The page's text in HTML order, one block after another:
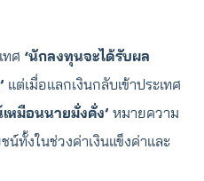
ทศ ‘นักลงทุนจะได้รับผล
แต่เมื่อแลกเงินกลับเข้าประเทศ
หมือนนายมั่งคั่ง’ หมายความ
น์ทั้งในช่วงค่าเงินแข็งค่าและ